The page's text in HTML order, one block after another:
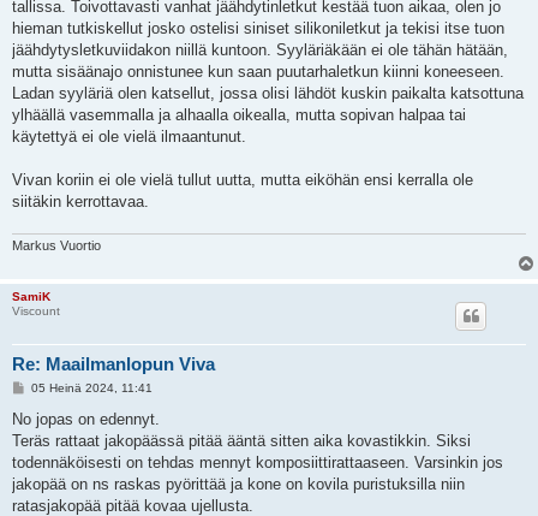
tallissa. Toivottavasti vanhat jäähdytinletkut kestää tuon aikaa, olen jo
hieman tutkiskellut josko ostelisi siniset silikoniletkut ja tekisi itse tuon
jäähdytysletkuviidakon niillä kuntoon. Syyläriäkään ei ole tähän hätään,
mutta sisäänajo onnistunee kun saan puutarhaletkun kiinni koneeseen.
Ladan syyläriä olen katsellut, jossa olisi lähdöt kuskin paikalta katsottuna
ylhäällä vasemmalla ja alhaalla oikealla, mutta sopivan halpaa tai
käytettyä ei ole vielä ilmaantunut.
Vivan koriin ei ole vielä tullut uutta, mutta eiköhän ensi kerralla ole
siitäkin kerrottavaa.
Markus Vuortio
SamiK
Viscount
Re: Maailmanlopun Viva
V
e
t
i
05 Heinä 2024, 11:41
No jopas on edennyt.
Teräs rattaat jakopäässä pitää ääntä sitten aika kovastikkin. Siksi
todennäköisesti on tehdas mennyt komposiittirattaaseen. Varsinkin jos
jakopää on ns raskas pyörittää ja kone on kovila puristuksilla niin
ratasjakopää pitää kovaa ujellusta.